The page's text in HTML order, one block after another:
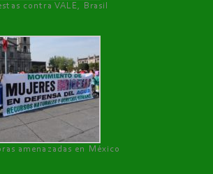
contra VALE, Brasil
amenazadas en México